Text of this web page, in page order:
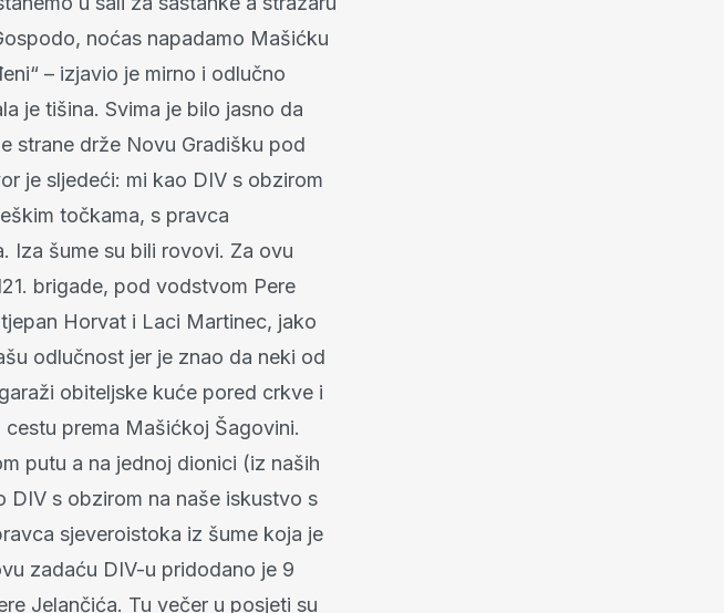
noćas napadamo Mašićku
– izjavio je mirno i odlučno
je tišina. Svima je bilo jasno da
strane drže Novu Gradišku pod
je sljedeći: mi kao DIV s obzirom
točkama, s pravca
Iza šume su bili rovovi. Za ovu
brigade, pod vodstvom Pere
Horvat i Laci Martinec, jako
odlučnost jer je znao da neki od
obiteljske kuće pored crkve i
prema Mašićkoj Šagovini.
putu a na jednoj dionici (iz naših
DIV s obzirom na naše iskustvo s
sjeveroistoka iz šume koja je
zadaću DIV-u pridodano je 9
Jelančića. Tu večer u posjeti su